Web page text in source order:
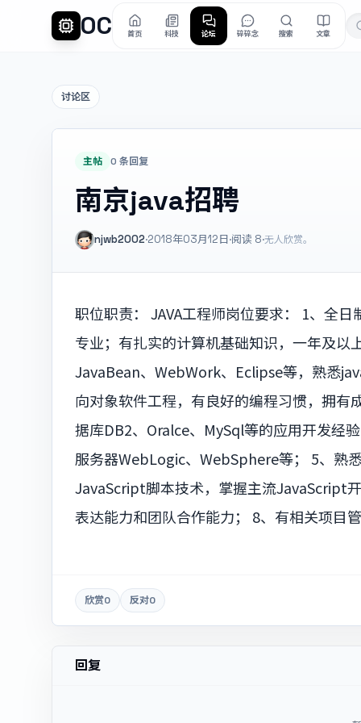
OC 首页 科技 论坛 碎碎念 搜索 文章
讨论区
主帖 0 条回复
南京java招聘
njwb2002·2018年03月12日·阅读 8·无人欣赏。
职位职责： JAVA工程师岗位要求： 1、全
专业；有扎实的计算机基础知识，一年及以
JavaBean、WebWork、Eclipse等，熟悉
向对象软件工程，有良好的编程习惯，拥有
据库DB2、Oralce、MySql等的应用开发经
服务器WebLogic、WebSphere等； 5、熟
JavaScript脚本技术，掌握主流JavaScript
表达能力和团队合作能力； 8、有相关项目
欣赏0 反对0
回复